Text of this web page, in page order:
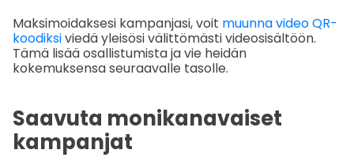
Maksimoidaksesi kampanjasi, voit muunna video QR-
koodiksiviedä yleisösi välittömästi videosisältöön.
Tämä lisää osallistumista ja vie heidän
kokemuksensa seuraavalle tasolle.
Saavuta monikanavaiset
kampanjat